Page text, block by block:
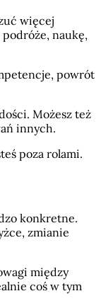
więcej
naukę,
powrót
Możesz też
innych.
poza rolami.
konkretne.
zmianie
między
coś w tym